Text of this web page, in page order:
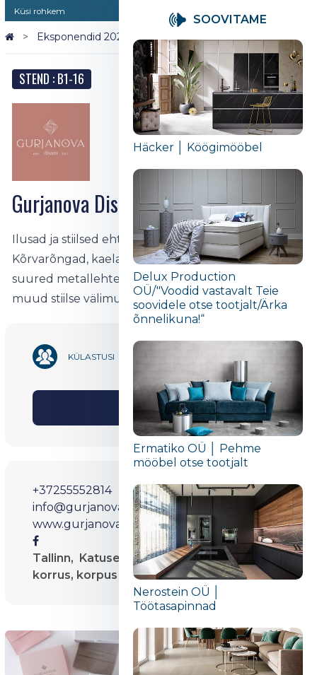
Küsi rohkem
Eksponendid 2026 Gurjanova Disain | Crystal AG
STEND : B1-16
Gurjanova Disain | Crystal AG
Ilusad ja stiilsed ehted tüdrukutele.
Kõrvarõngad, kaelakeed, ketid, trendikad prossid,
suured metallehted, sõrmused, kaelakeed ja palju
muud stiilse välimuse loomiseks.
KÜLASTUSI
Jaga
+37255552814
info@gurjanovadisain.ee
www.gurjanovadisain.ee
Tallinn, Katusepapi 4/2, sisetelefon 34, III
korrus, korpus C3, tuba C306
SOOVITAME
Häcker │ Köögimööbel
Delux Production
OÜ/"Voodid vastavalt Teie
soovidele otse tootjalt/Ärka
õnnelikuna!“
Ermatiko OÜ │ Pehme
mööbel otse tootjalt
Nerostein OÜ │
Töötasapinnad